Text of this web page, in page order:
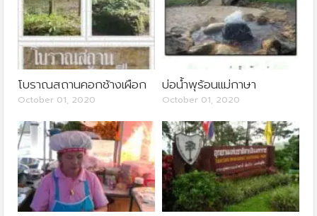
โบราณสถานคอกช้างเผือก
October 01, 2020
บ่อน้ำพุร้อนแม่กาษา
October 01, 2020